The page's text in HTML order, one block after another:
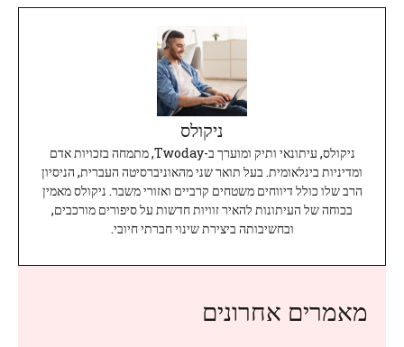
ניקולס
ניקולס, עיתונאי ותיק ומוערך ב-Twoday, מתמחה בזכויות אדם
ומדיניות בינלאומית. בעל תואר שני מהאוניברסיטה העברית, הניסיון
הרב שלו כולל דיווחים משטחים קרביים ואזורי משבר. ניקולס מאמין
בכוחה של העיתונות להאיר זוויות חדשות על סיפורים מורכבים,
ובחשיבותה ביצירת שינוי חברתי חיובי.
מאמרים אחרונים